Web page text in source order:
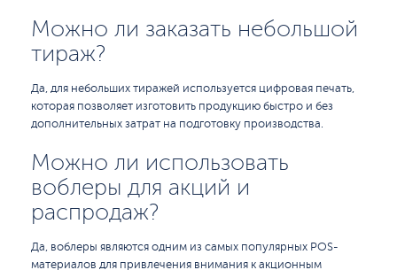
Можно ли заказать небольшой
тираж?
Да, для небольших тиражей используется цифровая печать,
которая позволяет изготовить продукцию быстро и без
дополнительных затрат на подготовку производства.
Можно ли использовать
воблеры для акций и
распродаж?
Да, воблеры являются одним из самых популярных POS-
материалов для привлечения внимания к акционным